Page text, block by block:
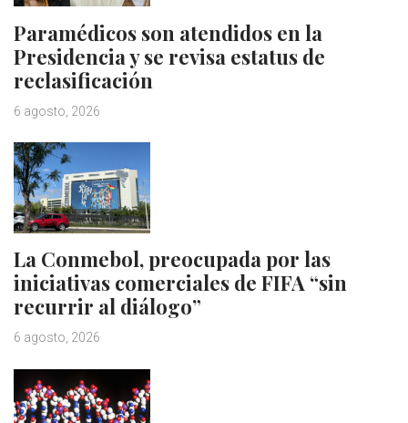
Paramédicos son atendidos en la
Presidencia y se revisa estatus de
reclasificación
6 agosto, 2026
La Conmebol, preocupada por las
iniciativas comerciales de FIFA “sin
recurrir al diálogo”
6 agosto, 2026